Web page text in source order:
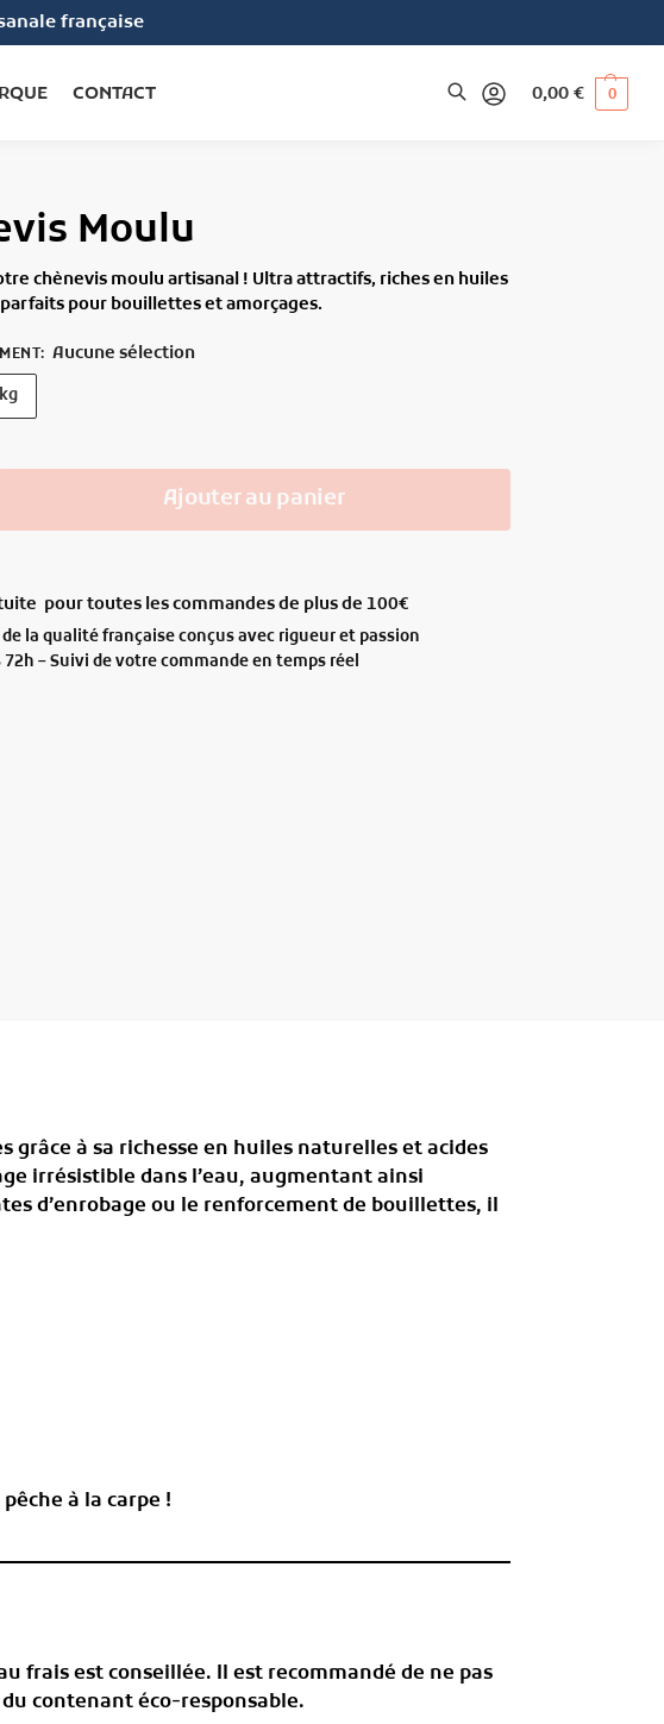
française
CONTACT 0,00 € 0
Moulu
chènevis moulu artisanal ! Ultra attractifs, riches en huiles
pour bouillettes et amorçages.
: Aucune sélection
Ajouter au panier
pour toutes les commandes de plus de 100€
de la qualité française conçus avec rigueur et passion
72h – Suivi de votre commande en temps réel
à sa richesse en huiles naturelles et acides
irrésistible dans l’eau, augmentant ainsi
d’enrobage ou le renforcement de bouillettes, il
à la carpe !
frais est conseillée. Il est recommandé de ne pas
contenant éco-responsable.